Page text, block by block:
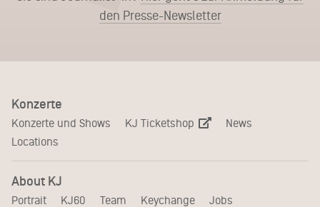
den Presse-Newsletter
Konzerte
Konzerte und Shows KJ Ticketshop
News
Locations
About KJ
Portrait KJ60 Team Keychange Jobs